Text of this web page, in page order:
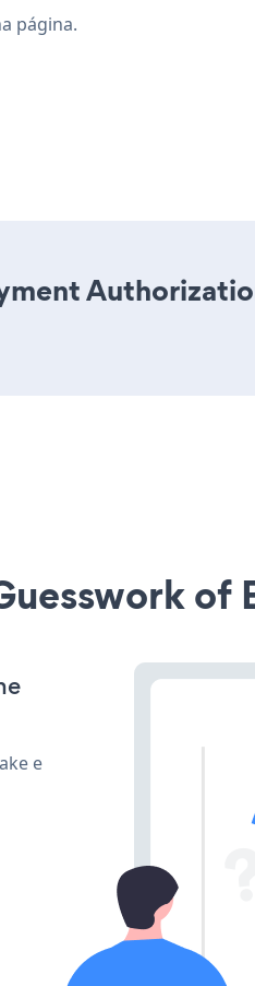
página.
of
e